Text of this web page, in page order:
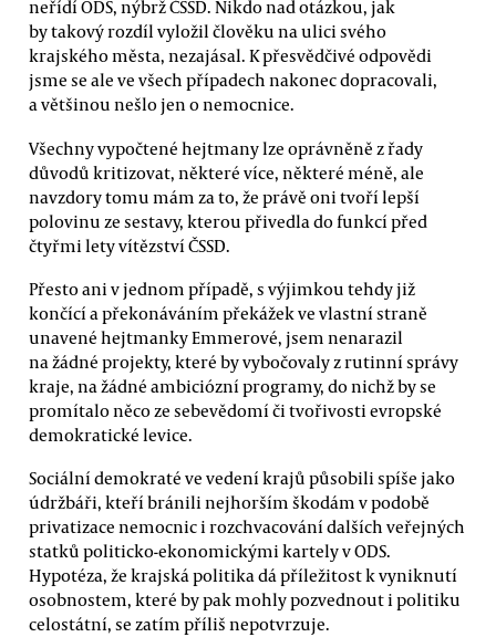
neřídí ODS, nýbrž ČSSD. Nikdo nad otázkou, jak
by takový rozdíl vyložil člověku na ulici svého
krajského města, nezajásal. K přesvědčivé odpovědi
jsme se ale ve všech případech nakonec dopracovali,
a většinou nešlo jen o nemocnice.
Všechny vypočtené hejtmany lze oprávněně z řady
důvodů kritizovat, některé více, některé méně, ale
navzdory tomu mám za to, že právě oni tvoří lepší
polovinu ze sestavy, kterou přivedla do funkcí před
čtyřmi lety vítězství ČSSD.
Přesto ani v jednom případě, s výjimkou tehdy již
končící a překonáváním překážek ve vlastní straně
unavené hejtmanky Emmerové, jsem nenarazil
na žádné projekty, které by vybočovaly z rutinní správy
kraje, na žádné ambiciózní programy, do nichž by se
promítalo něco ze sebevědomí či tvořivosti evropské
demokratické levice.
Sociální demokraté ve vedení krajů působili spíše jako
údržbáři, kteří bránili nejhorším škodám v podobě
privatizace nemocnic i rozchvacování dalších veřejných
statků politicko-ekonomickými kartely v ODS.
Hypotéza, že krajská politika dá příležitost k vyniknutí
osobnostem, které by pak mohly pozvednout i politiku
celostátní, se zatím příliš nepotvrzuje.